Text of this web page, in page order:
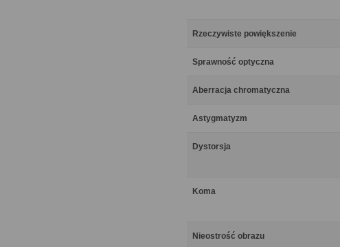
Rzeczywiste powiększenie
Sprawność optyczna
Aberracja chromatyczna
Astygmatyzm
Dystorsja
Koma
Nieostrość obrazu